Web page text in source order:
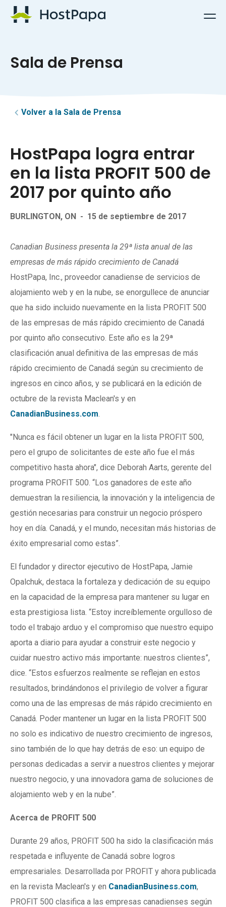
Logotipo de HostPapa
Sala de Prensa
Volver a la Sala de Prensa
HostPapa logra entrar
en la lista PROFIT 500 de
2017 por quinto año
BURLINGTON, ON - 15 de septiembre de 2017
Canadian Business presenta la 29ª lista anual de las
empresas de más rápido crecimiento de Canadá
HostPapa, Inc., proveedor canadiense de servicios de
alojamiento web y en la nube, se enorgullece de anunciar
que ha sido incluido nuevamente en la lista PROFIT 500
de las empresas de más rápido crecimiento de Canadá
por quinto año consecutivo. Este año es la 29ª
clasificación anual definitiva de las empresas de más
rápido crecimiento de Canadá según su crecimiento de
ingresos en cinco años, y se publicará en la edición de
octubre de la revista Maclean's y en
CanadianBusiness.com.
"Nunca es fácil obtener un lugar en la lista PROFIT 500,
pero el grupo de solicitantes de este año fue el más
competitivo hasta ahora", dice Deborah Aarts, gerente del
programa PROFIT 500. “Los ganadores de este año
demuestran la resiliencia, la innovación y la inteligencia de
gestión necesarias para construir un negocio próspero
hoy en día. Canadá, y el mundo, necesitan más historias de
éxito empresarial como estas”.
El fundador y director ejecutivo de HostPapa, Jamie
Opalchuk, destaca la fortaleza y dedicación de su equipo
en la capacidad de la empresa para mantener su lugar en
esta prestigiosa lista. “Estoy increíblemente orgulloso de
todo el trabajo arduo y el compromiso que nuestro equipo
aporta a diario para ayudar a construir este negocio y
cuidar nuestro activo más importante: nuestros clientes”,
dice. “Estos esfuerzos realmente se reflejan en estos
resultados, brindándonos el privilegio de volver a figurar
como una de las empresas de más rápido crecimiento en
Canadá. Poder mantener un lugar en la lista PROFIT 500
no solo es indicativo de nuestro crecimiento de ingresos,
sino también de lo que hay detrás de eso: un equipo de
personas dedicadas a servir a nuestros clientes y mejorar
nuestro negocio, y una innovadora gama de soluciones de
alojamiento web y en la nube”.
Acerca de PROFIT 500
Durante 29 años, PROFIT 500 ha sido la clasificación más
respetada e influyente de Canadá sobre logros
empresariales. Desarrollada por PROFIT y ahora publicada
en la revista Maclean's y en CanadianBusiness.com,
PROFIT 500 clasifica a las empresas canadienses según